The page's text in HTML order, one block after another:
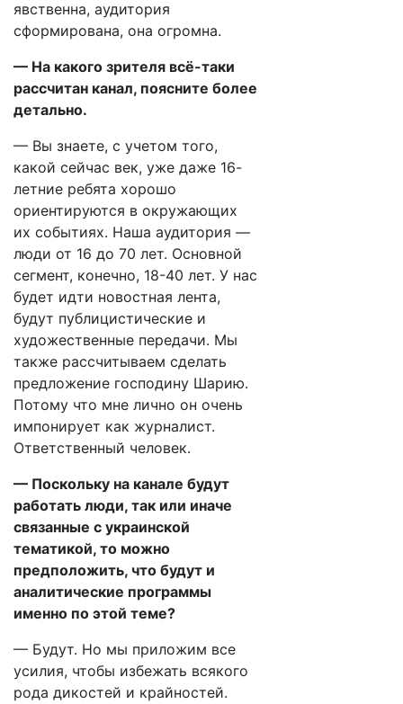
явственна, аудитория
сформирована, она огромна.
— На какого зрителя всё-таки
рассчитан канал, поясните более
детально.
— Вы знаете, с учетом того,
какой сейчас век, уже даже 16-
летние ребята хорошо
ориентируются в окружающих
их событиях. Наша аудитория —
люди от 16 до 70 лет. Основной
сегмент, конечно, 18-40 лет. У нас
будет идти новостная лента,
будут публицистические и
художественные передачи. Мы
также рассчитываем сделать
предложение господину Шарию.
Потому что мне лично он очень
импонирует как журналист.
Ответственный человек.
— Поскольку на канале будут
работать люди, так или иначе
связанные с украинской
тематикой, то можно
предположить, что будут и
аналитические программы
именно по этой теме?
— Будут. Но мы приложим все
усилия, чтобы избежать всякого
рода дикостей и крайностей.